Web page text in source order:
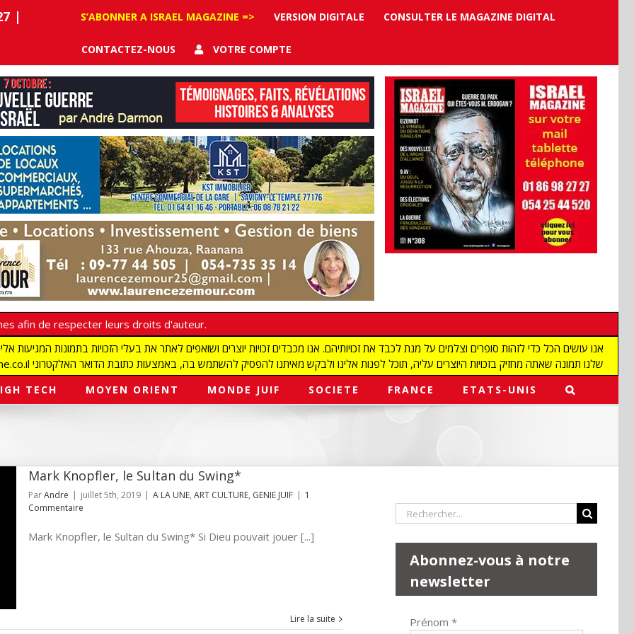
|
S’ABONNER A ISRAEL MAGAZINE => VERSION DIGITALE CONSULTER LE MAGAZINE DIGITAL
CONTACTEZ-NOUS VOTRE COMPTE
afin de respecter leurs droits d'auteur.
redaction@israelmagazine.co.il שלנו תמונה שאתה מחזיק בזכויות היוצרים עליה, תוכל לפנות אלינו ולבקש מאיתנו להפסיק להשתמש בה, באמצעות כתובת הדואר האלקטרוני
TECH MOYEN ORIENT MONDE JUIF SOCIETE FRANCE ETATS-UNIS
Mark Knopfler, le Sultan du Swing*
ParAndre | juillet 5th, 2019 | A LA UNE, ART CULTURE, GENIE JUIF | 1
Commentaire
Mark Knopfler, le Sultan du Swing* Si Dieu pouvait jouer [...]
Lire la suite
Rechercher:
Abonnez-vous à notre
newsletter
Prénom *